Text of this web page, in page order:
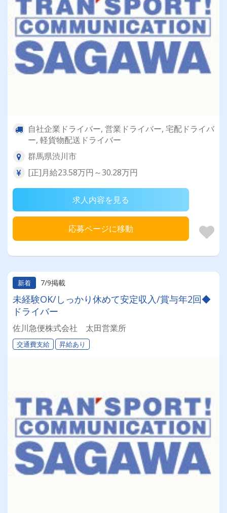
自社企業ドライバー, 営業ドライバー, 宅配ドライバ
ー, 軽貨物配送ドライバー
群馬県渋川市
[正]月給23.58万円～30.28万円
求人内容を見る
応募ページに移動
新着 7/9掲載
未経験OK/しっかり休めて安定収入/賞与年2回◆
ドライバー
佐川急便株式会社 太田営業所
交通費支給 昇給あり